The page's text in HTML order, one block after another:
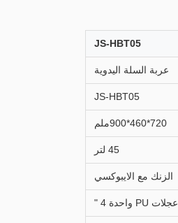
JS-HBT05
عربة السلة اليدوية
JS-HBT05
720*460*900ملم
45 لتر
الزنك مع الايبوكسي
عجلات PU واحدة 4 "